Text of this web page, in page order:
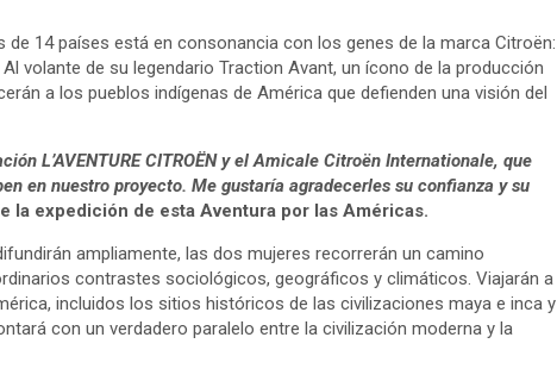
de 14 países está en consonancia con los genes de la marca Citroën:
volante de su legendario Traction Avant, un ícono de la producción
a los pueblos indígenas de América que defienden una visión del
L’AVENTURE CITROËN y el Amicale Citroën Internationale, que
en nuestro proyecto. Me gustaría agradecerles su confianza y su
la expedición de esta Aventura por las Américas.
ampliamente, las dos mujeres recorrerán un camino
contrastes sociológicos, geográficos y climáticos. Viajarán a
incluidos los sitios históricos de las civilizaciones maya e inca y
con un verdadero paralelo entre la civilización moderna y la